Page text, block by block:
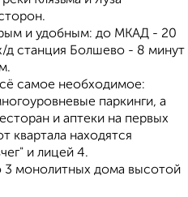
и удобным: до МКАД - 20
д станция Болшево - 8 минут
самое необходимое:
паркинги, а
и аптеки на первых
квартала находятся
и лицей 4.
3 монолитных дома высотой